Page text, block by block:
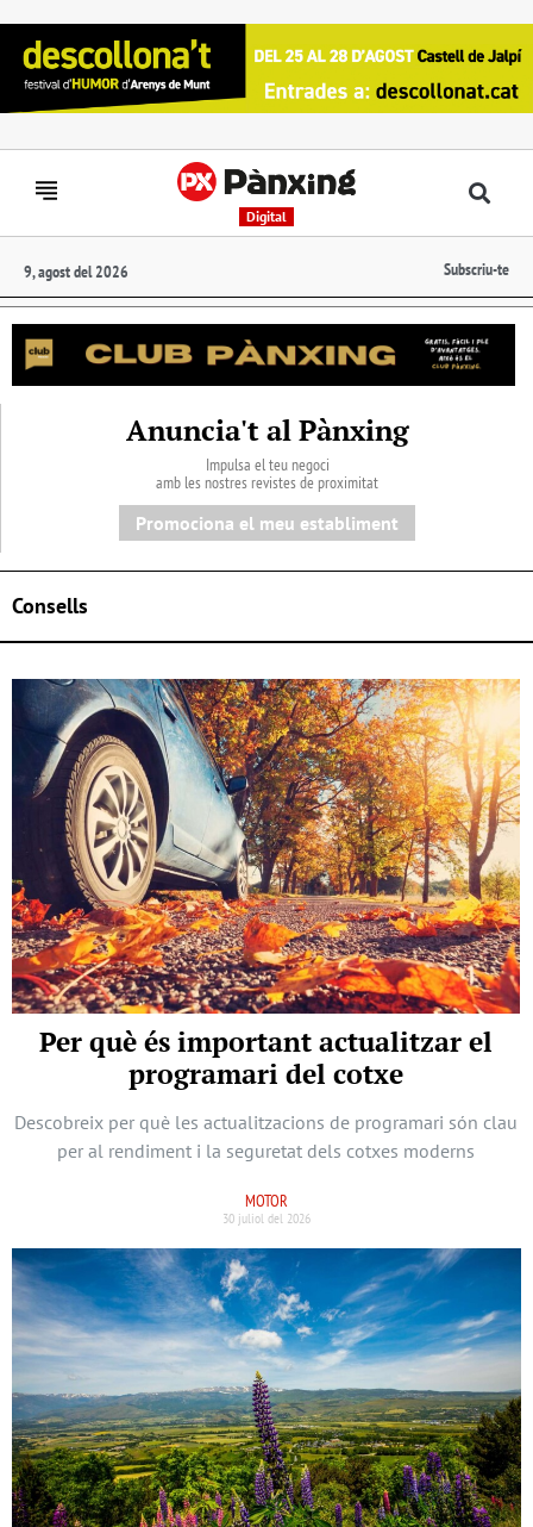
Digital
9, agost del 2026 Subscriu-te
Anuncia't al Pànxing
Impulsa el teu negoci
amb les nostres revistes de proximitat
Promociona el meu establiment
Consells
Per què és important actualitzar el
programari del cotxe
Descobreix per què les actualitzacions de programari són clau
per al rendiment i la seguretat dels cotxes moderns
MOTOR
30 juliol del 2026